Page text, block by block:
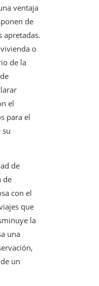
ventaja
de
apretadas.
o
de la
el
para el
de
de
con el
que
la
una
un